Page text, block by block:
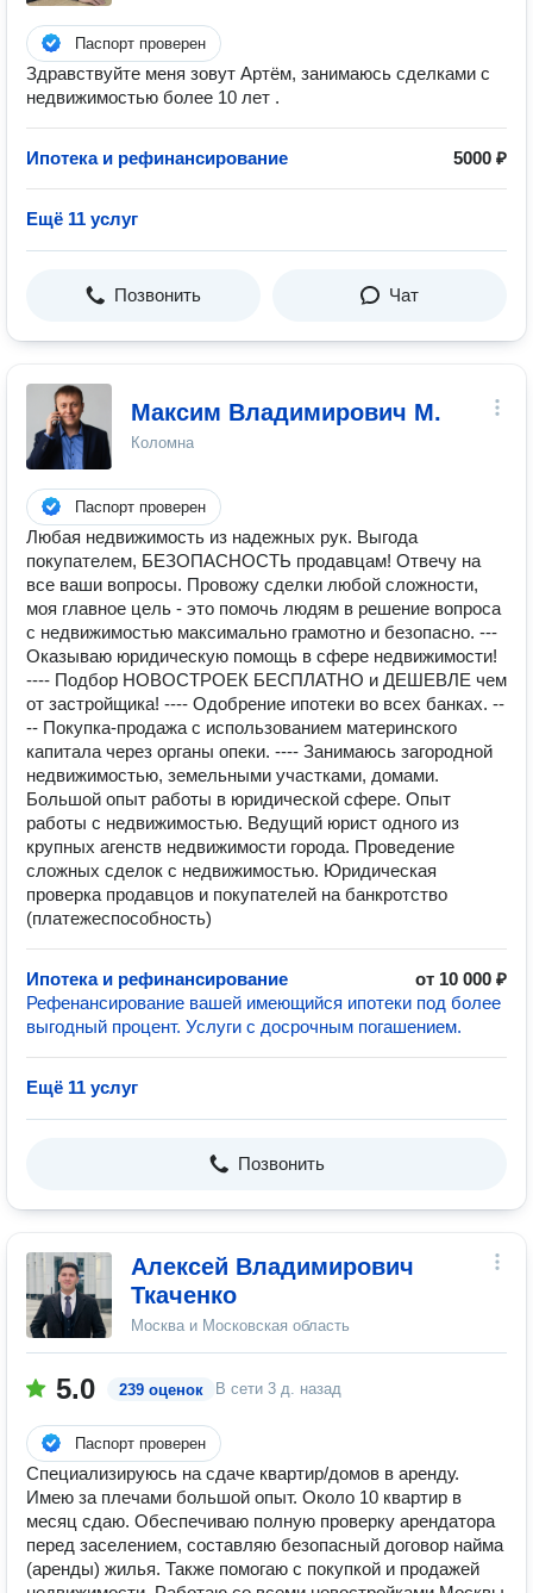
Паспорт проверен
Здравствуйте меня зовут Артём, занимаюсь сделками с
недвижимостью более 10 лет .
Ипотека и рефинансирование 5000 ₽
Ещё 11 услуг
Позвонить Чат
Максим Владимирович М.
Коломна
Паспорт проверен
Любая недвижимость из надежных рук. Выгода
покупателем, БЕЗОПАСНОСТЬ продавцам! Отвечу на
все ваши вопросы. Провожу сделки любой сложности,
моя главное цель - это помочь людям в решение вопроса
с недвижимостью максимально грамотно и безопасно. ---
Оказываю юридическую помощь в сфере недвижимости!
---- Подбор НОВОСТРОЕК БЕСПЛАТНО и ДЕШЕВЛЕ чем
от застройщика! ---- Одобрение ипотеки во всех банках. --
-- Покупка-продажа с использованием материнского
капитала через органы опеки. ---- Занимаюсь загородной
недвижимостью, земельными участками, домами.
Большой опыт работы в юридической сфере. Опыт
работы с недвижимостью. Ведущий юрист одного из
крупных агенств недвижимости города. Проведение
сложных сделок с недвижимостью. Юридическая
проверка продавцов и покупателей на банкротство
(платежеспособность)
Ипотека и рефинансирование
от 10 000 ₽
Рефенансирование вашей имеющийся ипотеки под более
выгодный процент. Услуги с досрочным погашением.
Ещё 11 услуг
Позвонить
Алексей Владимирович
Ткаченко
Москва и Московская область
5.0 239 оценок В сети 3 д. назад
Паспорт проверен
Специализируюсь на сдаче квартир/домов в аренду.
Имею за плечами большой опыт. Около 10 квартир в
месяц сдаю. Обеспечиваю полную проверку арендатора
перед заселением, составляю безопасный договор найма
(аренды) жилья. Также помогаю с покупкой и продажей